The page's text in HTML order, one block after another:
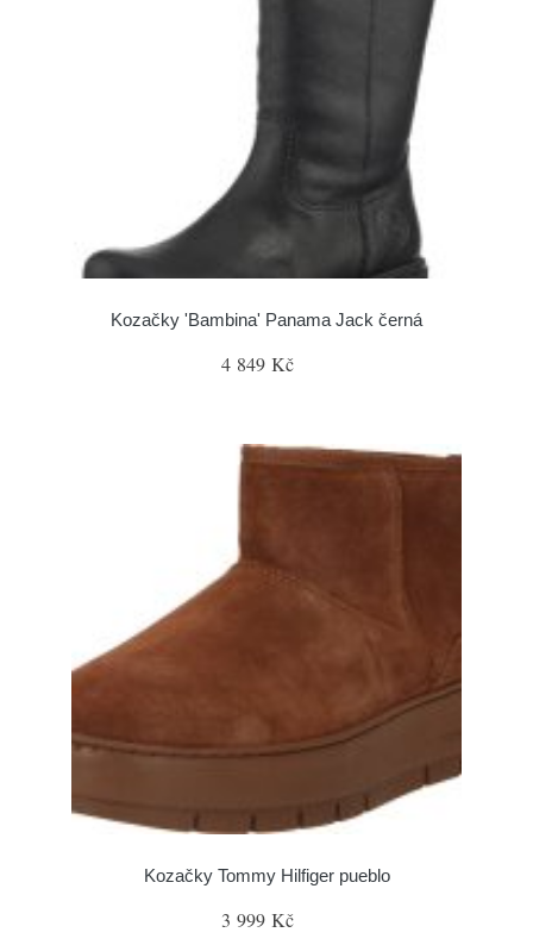
Kozačky 'Bambina' Panama Jack černá
4 849 Kč
Kozačky Tommy Hilfiger pueblo
3 999 Kč